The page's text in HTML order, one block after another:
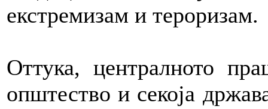
екстремизам и тероризам.
Оттука, централното
општество и секоја